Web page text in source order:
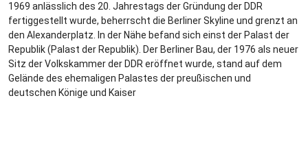
1969 anlässlich des 20. Jahrestags der Gründung der DDR
fertiggestellt wurde, beherrscht die Berliner Skyline und grenzt an
den Alexanderplatz. In der Nähe befand sich einst der Palast der
Republik (Palast der Republik). Der Berliner Bau, der 1976 als neuer
Sitz der Volkskammer der DDR eröffnet wurde, stand auf dem
Gelände des ehemaligen Palastes der preußischen und
deutschen Könige und Kaiser